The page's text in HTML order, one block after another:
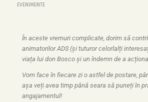
EVENIMENTE
În aceste vremuri complicate, dorim să
animatorilor ADS (și tuturor celorlalți
viața lui don Bosco și un îndemn de a
Vom face în fiecare zi o astfel de postare,
așa veți avea timp până seara să puneți în
angajamentul!